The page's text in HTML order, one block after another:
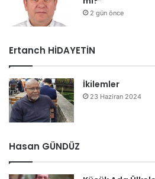
2 gün önce
Ertanch HİDAYETİN
İkilemler
23 Haziran 2024
Hasan GÜNDÜZ